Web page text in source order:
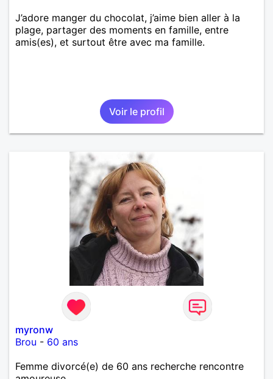
J’adore manger du chocolat, j’aime bien aller à la
plage, partager des moments en famille, entre
amis(es), et surtout être avec ma famille.
Voir le profil
myronw
Brou - 60 ans
Femme divorcé(e) de 60 ans recherche rencontre